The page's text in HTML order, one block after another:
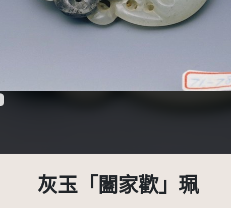
創用CC姓名標示 3.0 台灣及其後版本(CC BY 3.0 TW +)
灰玉「闔家歡」珮